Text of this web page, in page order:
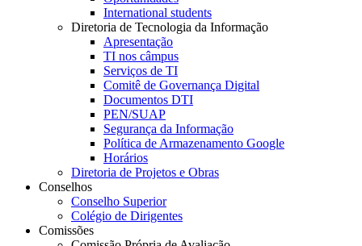
International students
Diretoria de Tecnologia da Informação
Apresentação
TI nos câmpus
Serviços de TI
Comitê de Governança Digital
Documentos DTI
PEN/SUAP
Segurança da Informação
Política de Armazenamento Google
Horários
Diretoria de Projetos e Obras
Conselhos
Conselho Superior
Colégio de Dirigentes
Comissões